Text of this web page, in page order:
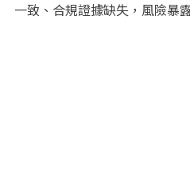
一致、合規證據缺失，風險暴